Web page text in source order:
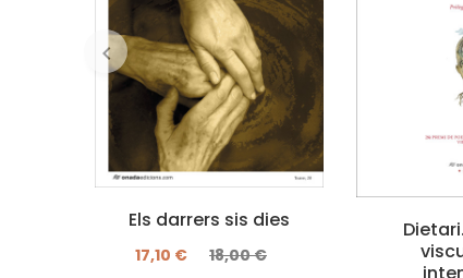
Els darrers sis dies
17,10 € 18,00 €